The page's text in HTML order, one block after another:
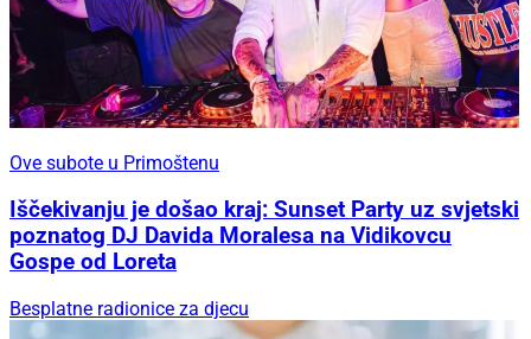
Ove subote u Primoštenu
Iščekivanju je došao kraj: Sunset Party uz svjetski
poznatog DJ Davida Moralesa na Vidikovcu
Gospe od Loreta
Besplatne radionice za djecu